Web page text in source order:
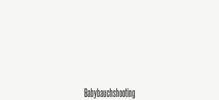
Babybauchshooting